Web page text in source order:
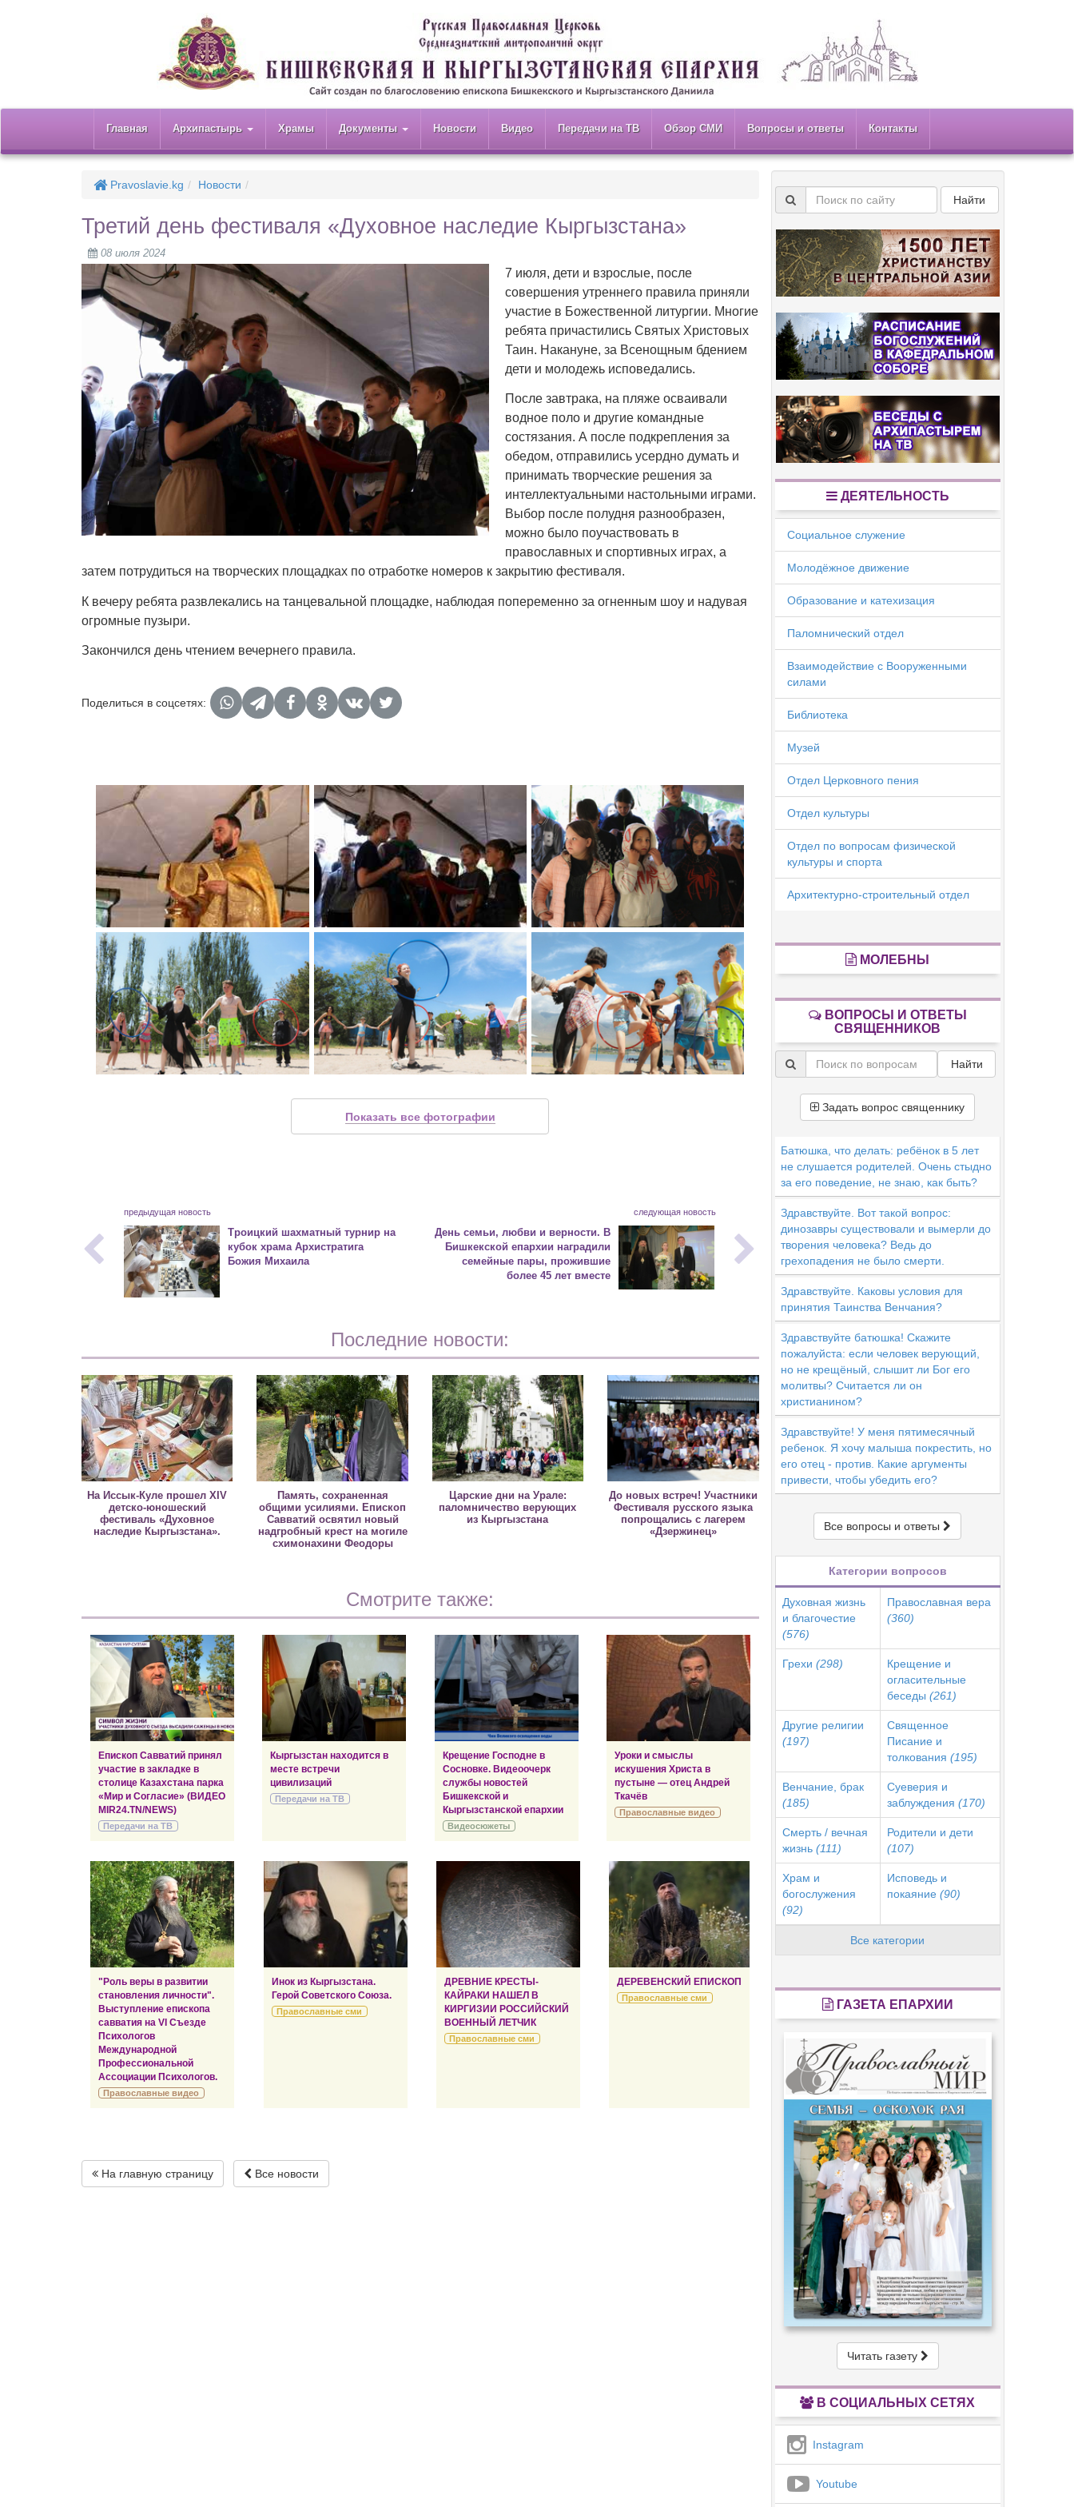
Главная Архипастырь Храмы Документы Новости Видео Передачи на ТВ Обзор СМИ Вопросы и ответы Контакты
Pravoslavie.kg Новости
Третий день фестиваля «Духовное наследие Кыргызстана»
08 июля 2024
7 июля, дети и взрослые, после
совершения утреннего правила приняли
участие в Божественной литургии. Многие
ребята причастились Святых Христовых
Таин. Накануне, за Всенощным бдением
дети и молодежь исповедались.
После завтрака, на пляже осваивали
водное поло и другие командные
состязания. А после подкрепления за
обедом, отправились усердно думать и
принимать творческие решения за
интеллектуальными настольными играми.
Выбор после полудня разнообразен,
можно было поучаствовать в
православных и спортивных играх, а
затем потрудиться на творческих площадках по отработке номеров к закрытию фестиваля.
К вечеру ребята развлекались на танцевальной площадке, наблюдая попеременно за огненным шоу и надувая
огромные пузыри.
Закончился день чтением вечернего правила.
Поделиться в соцсетях:
Показать все фотографии
предыдущая новость
Троицкий шахматный турнир на
кубок храма Архистратига
Божия Михаила
следующая новость
День семьи, любви и верности. В
Бишкекской епархии наградили
семейные пары, прожившие
более 45 лет вместе
Последние новости:
На Иссык-Куле прошел XIV
детско-юношеский
фестиваль «Духовное
наследие Кыргызстана».
Память, сохраненная
общими усилиями. Епископ
Савватий освятил новый
надгробный крест на могиле
схимонахини Феодоры
Царские дни на Урале:
паломничество верующих
из Кыргызстана
До новых встреч! Участники
Фестиваля русского языка
попрощались с лагерем
«Дзержинец»
Смотрите также:
Епископ Савватий принял
участие в закладке в
столице Казахстана парка
«Мир и Согласие» (ВИДЕО
MIR24.TN/NEWS)
Передачи на ТВ
Кыргызстан находится в
месте встречи
цивилизаций
Передачи на ТВ
Крещение Господне в
Сосновке. Видеоочерк
службы новостей
Бишкекской и
Кыргызстанской епархии
Видеосюжеты
Уроки и смыслы
искушения Христа в
пустыне — отец Андрей
Ткачёв
Православные видео
"Роль веры в развитии
становления личности".
Выступление епископа
савватия на VI Съезде
Психологов
Международной
Профессиональной
Ассоциации Психологов.
Православные видео
Инок из Кыргызстана.
Герой Советского Союза.
Православные сми
ДРЕВНИЕ КРЕСТЫ-
КАЙРАКИ НАШЕЛ В
КИРГИЗИИ РОССИЙСКИЙ
ВОЕННЫЙ ЛЕТЧИК
Православные сми
ДЕРЕВЕНСКИЙ ЕПИСКОП
Православные сми
На главную страницу Все новости
Найти
ДЕЯТЕЛЬНОСТЬ
Социальное служение
Молодёжное движение
Образование и катехизация
Паломнический отдел
Взаимодействие с Вооруженными
силами
Библиотека
Музей
Отдел Церковного пения
Отдел культуры
Отдел по вопросам физической
культуры и спорта
Архитектурно-строительный отдел
МОЛЕБНЫ
ВОПРОСЫ И ОТВЕТЫ
СВЯЩЕННИКОВ
Найти
Задать вопрос священнику
Батюшка, что делать: ребёнок в 5 лет
не слушается родителей. Очень стыдно
за его поведение, не знаю, как быть?
Здравствуйте. Вот такой вопрос:
динозавры существовали и вымерли до
творения человека? Ведь до
грехопадения не было смерти.
Здравствуйте. Каковы условия для
принятия Таинства Венчания?
Здравствуйте батюшка! Скажите
пожалуйста: если человек верующий,
но не крещёный, слышит ли Бог его
молитвы? Считается ли он
христианином?
Здравствуйте! У меня пятимесячный
ребенок. Я хочу малыша покрестить, но
его отец - против. Какие аргументы
привести, чтобы убедить его?
Все вопросы и ответы
Категории вопросов
Духовная жизнь
и благочестие
(576)
Православная вера
(360)
Грехи (298)
Крещение и
огласительные
беседы (261)
Другие религии
(197)
Священное
Писание и
толкования (195)
Венчание, брак
(185)
Суеверия и
заблуждения (170)
Смерть / вечная
жизнь (111)
Родители и дети
(107)
Храм и
богослужения
(92)
Исповедь и
покаяние (90)
Все категории
ГАЗЕТА ЕПАРХИИ
Читать газету
В СОЦИАЛЬНЫХ СЕТЯХ
Instagram
Youtube